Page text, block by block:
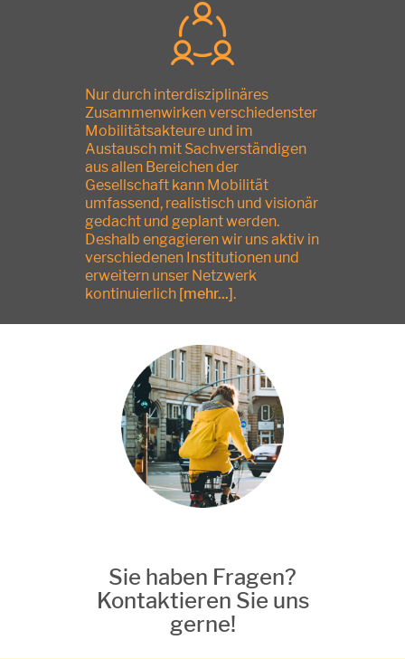
Nur durch interdisziplinäres
Zusammenwirken verschiedenster
Mobilitätsakteure und im
Austausch mit Sachverständigen
aus allen Bereichen der
Gesellschaft kann Mobilität
umfassend, realistisch und visionär
gedacht und geplant werden.
Deshalb engagieren wir uns aktiv in
verschiedenen Institutionen und
erweitern unser Netzwerk
kontinuierlich [mehr...].
Sie haben Fragen?
Kontaktieren Sie uns
gerne!